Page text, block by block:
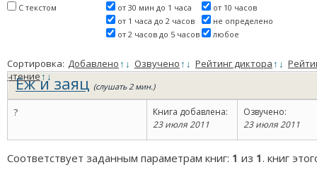
С текстом
от 30 мин до 1 часа
от 1 часа до 2 часов
от 2 часов до 5 часов
от 10 часов
не определено
любое
Сортировка: Добавлено↑ ↓ Озвучено↑ ↓ Рейтинг диктора↑ ↓
чтение↑↓
Еж и заяц (слушать 2 мин.)
?
Книга добавлена:
23 июля 2011
Озвучено:
23 июля 2011
Соответствует заданным параметрам книг: 1 из 1. книг